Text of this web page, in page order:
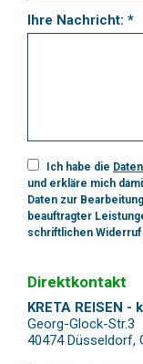
Ihre Nachricht: *
Ich habe die
und erkläre mich
Daten zur
beauftragter
schriftlichen
Direktkontakt
KRETA REISEN -
Georg-Glock-Str.3
40474 Düsseldorf,